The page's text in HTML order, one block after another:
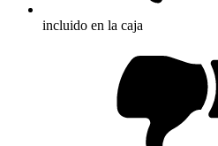
incluido en la caja